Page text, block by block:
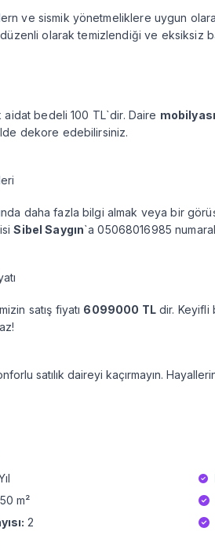
ve sismik yönetmeliklere uygun
düzenli olarak temizlendiği ve eksiksiz
aidat bedeli 100 TL`dir. Daire
dekore edebilirsiniz.
daha fazla bilgi almak veya bir
Sibel Saygın`a 05068016985
satış fiyatı 6099000 TLdir. Keyifli
satılık daireyi kaçırmayın.
m²
2